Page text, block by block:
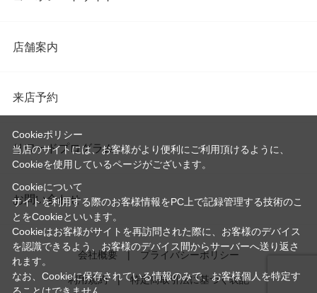
店舗案内
来店予約
リワードプログラム
お問い合わせ
会社概要 プライバシーポリシー
利用規約 特定商取引法に基づく表記
Cookieポリシー
当店のサイトには、お客様がより便利にご利用頂けるように、
Cookieを使用しているページがございます。
Cookieについて
サイトを利用する際のお客様情報をPC上で記録管理する技術のこ
とをCookieといいます。
Cookieはお客様がサイトを再訪問された際に、お客様のデバイス
を認識できるよう、お客様のデバイス間からサーバーへ送り返さ
れます。
なお、Cookieに保存されている情報のみで、お客様個人を特定す